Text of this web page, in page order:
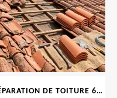
RÉPARATION DE TOITURE 69 RHONE, TUILES CASSÉES OU ABIMÉES